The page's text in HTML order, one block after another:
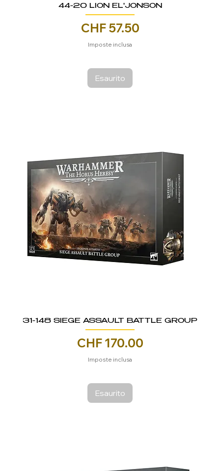
44-20 LION EL'JONSON
Prezzo
CHF 57.50
Imposte inclusa
Esaurito
31-148 SIEGE ASSAULT BATTLE GROUP
Prezzo
CHF 170.00
Imposte inclusa
Esaurito